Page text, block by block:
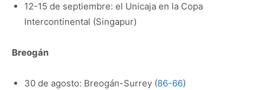
12-15 de septiembre: el Unicaja en la Copa
Intercontinental (Singapur)
Breogán
30 de agosto: Breogán-Surrey (86-66)